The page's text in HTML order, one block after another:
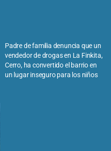
Padre de familia denuncia que un
vendedor de drogas en La Finkita,
Cerro, ha convertido el barrio en
un lugar inseguro para los niños